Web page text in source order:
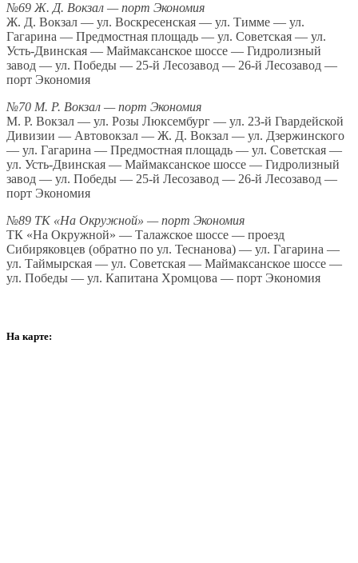
№69 Ж. Д. Вокзал — порт Экономия
Ж. Д. Вокзал — ул. Воскресенская — ул. Тимме — ул.
Гагарина — Предмостная площадь — ул. Советская — ул.
Усть-Двинская — Маймаксанское шоссе — Гидролизный
завод — ул. Победы — 25-й Лесозавод — 26-й Лесозавод —
порт Экономия
№70 М. Р. Вокзал — порт Экономия
М. Р. Вокзал — ул. Розы Люксембург — ул. 23-й Гвардейской
Дивизии — Автовокзал — Ж. Д. Вокзал — ул. Дзержинского
— ул. Гагарина — Предмостная площадь — ул. Советская —
ул. Усть-Двинская — Маймаксанское шоссе — Гидролизный
завод — ул. Победы — 25-й Лесозавод — 26-й Лесозавод —
порт Экономия
№89 ТК «На Окружной» — порт Экономия
ТК «На Окружной» — Талажское шоссе — проезд
Сибиряковцев (обратно по ул. Теснанова) — ул. Гагарина —
ул. Таймырская — ул. Советская — Маймаксанское шоссе —
ул. Победы — ул. Капитана Хромцова — порт Экономия
На карте: